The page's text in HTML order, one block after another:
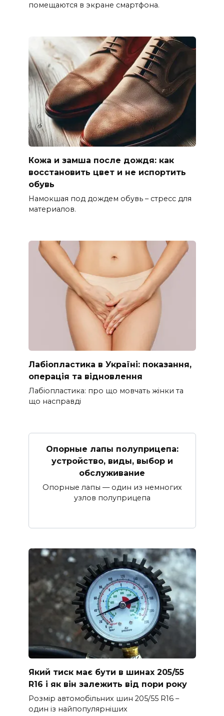
помещаются в экране смартфона.
Кожа и замша после дождя: как
восстановить цвет и не испортить
обувь
Намокшая под дождем обувь – стресс для
материалов.
Лабіопластика в Україні: показання,
операція та відновлення
Лабіопластика: про що мовчать жінки та
що насправді
Опорные лапы полуприцепа:
устройство, виды, выбор и
обслуживание
Опорные лапы — один из немногих
узлов полуприцепа
Який тиск має бути в шинах 205/55
R16 і як він залежить від пори року
Розмір автомобільних шин 205/55 R16 –
один із найпопулярніших